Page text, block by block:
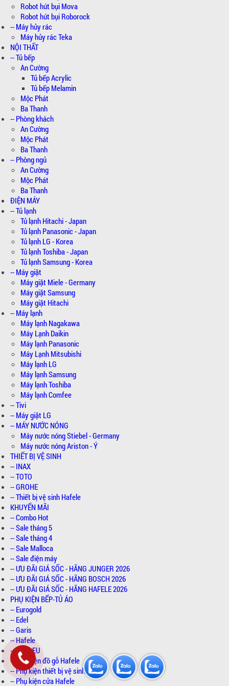
Robot hút bụi Mova
Robot hút bụi Roborock
-- Máy hủy rác
Máy hủy rác Teka
NỘI THẤT
-- Tủ bếp
An Cường
Tủ bếp Acrylic
Tủ bếp Melamin
Mộc Phát
Ba Thanh
-- Phòng khách
An Cường
Mộc Phát
Ba Thanh
-- Phòng ngủ
An Cường
Mộc Phát
Ba Thanh
ĐIỆN MÁY
-- Tủ lạnh
Tủ lạnh Hitachi - Japan
Tủ lạnh Panasonic - Japan
Tủ lạnh LG - Korea
Tủ lạnh Toshiba - Japan
Tủ lạnh Samsung - Korea
-- Máy giặt
Máy giặt Miele - Germany
Máy giặt Samsung
Máy giặt Hitachi
-- Máy lạnh
Máy lạnh Nagakawa
Máy Lạnh Daikin
Máy lạnh Panasonic
Máy Lạnh Mitsubishi
Máy lạnh LG
Máy lạnh Samsung
Máy lạnh Toshiba
Máy lạnh Comfee
-- Tivi
-- Máy giặt LG
-- MÁY NƯỚC NÓNG
Máy nước nóng Stiebel - Germany
Máy nước nóng Ariston - Ý
THIẾT BỊ VỆ SINH
-- INAX
-- TOTO
-- GROHE
-- Thiết bị vệ sinh Hafele
KHUYẾN MÃI
-- Combo Hot
-- Sale tháng 5
-- Sale tháng 4
-- Sale Malloca
-- Sale điện máy
-- ƯU ĐÃI GIÁ SỐC - HÃNG JUNGER 2026
-- ƯU ĐÃI GIÁ SỐC - HÃNG BOSCH 2026
-- ƯU ĐÃI GIÁ SỐC - HÃNG HAFELE 2026
PHỤ KIỆN BẾP-TỦ ÁO
-- Eurogold
-- Edel
-- Garis
-- Hafele
-- Boss EU
-- Phụ kiện đồ gỗ Hafele
-- Phụ kiện thiết bị vệ sinh Hafele
-- Phụ kiện cửa Hafele